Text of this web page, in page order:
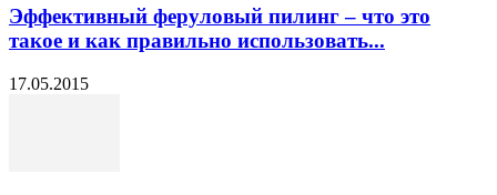
Эффективный феруловый пилинг – что это
такое и как правильно использовать...
17.05.2015